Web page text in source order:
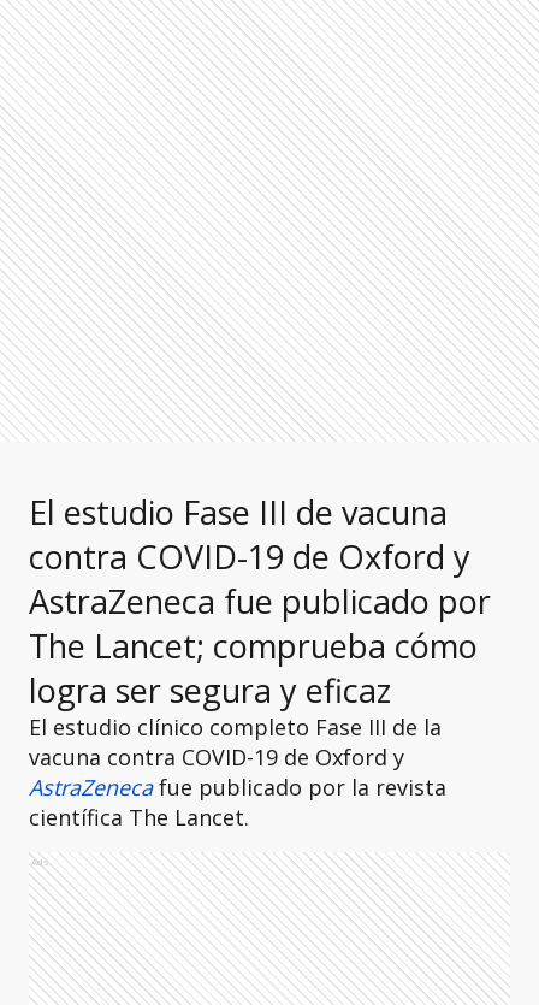
El estudio Fase III de vacuna
contra COVID-19 de Oxford y
AstraZeneca fue publicado por
The Lancet; comprueba cómo
logra ser segura y eficaz
El estudio clínico completo Fase III de la
vacuna contra COVID-19 de Oxford y
AstraZenecafue publicado por la revista
científica The Lancet.
Ads